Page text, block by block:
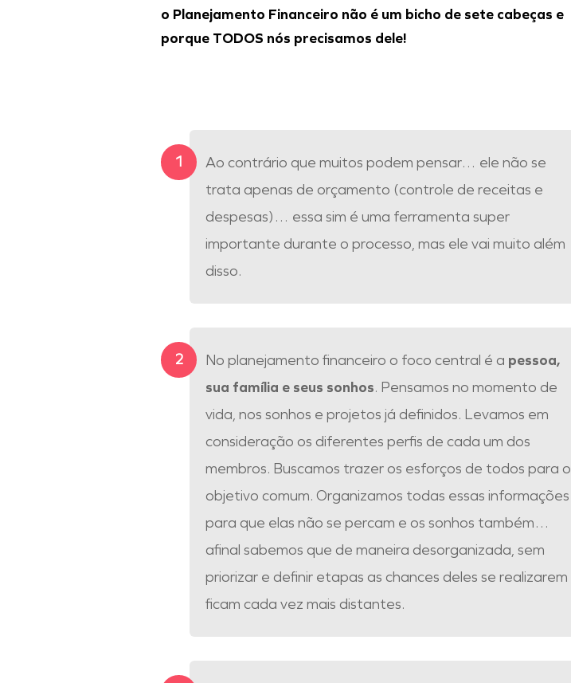
o Planejamento Financeiro não é um bicho de sete cabeças e
porque TODOS nós precisamos dele!
Ao contrário que muitos podem pensar… ele não se
trata apenas de orçamento (controle de receitas e
despesas)… essa sim é uma ferramenta super
importante durante o processo, mas ele vai muito além
disso.
No planejamento financeiro o foco central é a pessoa,
sua família e seus sonhos. Pensamos no momento de
vida, nos sonhos e projetos já definidos. Levamos em
consideração os diferentes perfis de cada um dos
membros. Buscamos trazer os esforços de todos para o
objetivo comum. Organizamos todas essas informações
para que elas não se percam e os sonhos também…
afinal sabemos que de maneira desorganizada, sem
priorizar e definir etapas as chances deles se realizarem
ficam cada vez mais distantes.